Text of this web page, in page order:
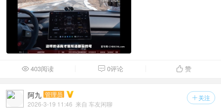
403阅读  0评论  赞
 关注
阿九 管理员
2026-3-19 11:46 来自 车友闲聊